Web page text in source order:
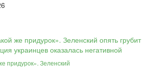
придурок». Зеленский